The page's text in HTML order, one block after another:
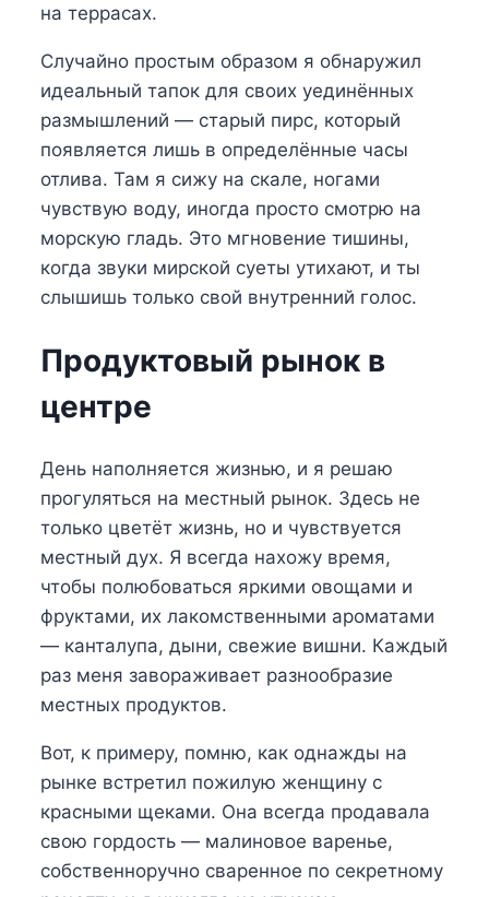
на террасах.
Случайно простым образом я обнаружил
идеальный тапок для своих уединённых
размышлений — старый пирс, который
появляется лишь в определённые часы
отлива. Там я сижу на скале, ногами
чувствую воду, иногда просто смотрю на
морскую гладь. Это мгновение тишины,
когда звуки мирской суеты утихают, и ты
слышишь только свой внутренний голос.
Продуктовый рынок в
центре
День наполняется жизнью, и я решаю
прогуляться на местный рынок. Здесь не
только цветёт жизнь, но и чувствуется
местный дух. Я всегда нахожу время,
чтобы полюбоваться яркими овощами и
фруктами, их лакомственными ароматами
— канталупа, дыни, свежие вишни. Каждый
раз меня завораживает разнообразие
местных продуктов.
Вот, к примеру, помню, как однажды на
рынке встретил пожилую женщину с
красными щеками. Она всегда продавала
свою гордость — малиновое варенье,
собственноручно сваренное по секретному